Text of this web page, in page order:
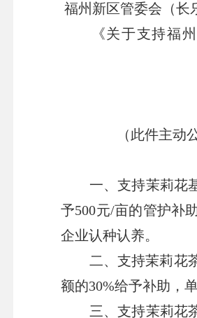
福州新区管委会（长
《关于支持福
（此件主动
一、支持茉莉花
予500元/亩的管护补助
企业认种认养。
二、支持茉莉花
额的30%给予补助，
三、支持茉莉花